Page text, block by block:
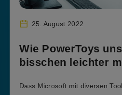
25. August 2022
Wie PowerToys
bisschen leichter
Dass Microsoft mit diversen